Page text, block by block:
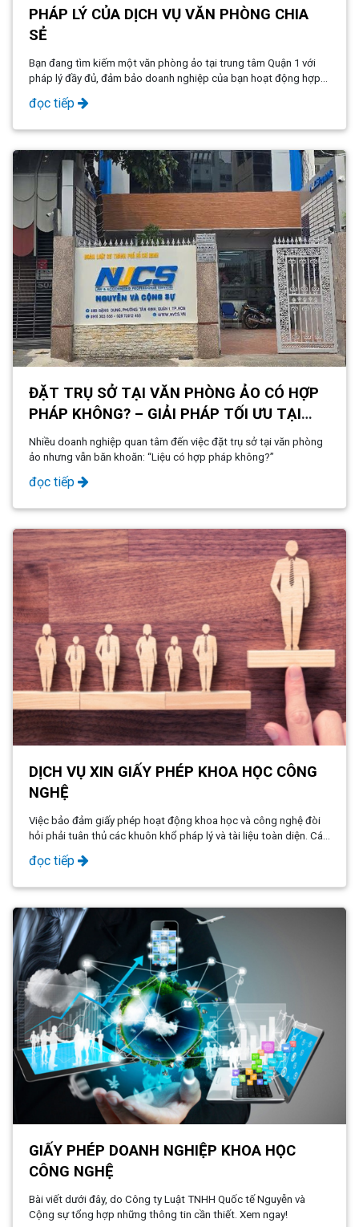
​​​​​​​PHÁP LÝ CỦA DỊCH VỤ VĂN PHÒNG CHIA
SẺ
Bạn đang tìm kiếm một văn phòng ảo tại trung tâm Quận 1 với
pháp lý đầy đủ, đảm bảo doanh nghiệp của bạn hoạt động hợp
pháp, chuyên nghiệp và tiết kiệm chi phí?
đọc tiếp
ĐẶT TRỤ SỞ TẠI VĂN PHÒNG ẢO CÓ HỢP
PHÁP KHÔNG? – GIẢI PHÁP TỐI ƯU TẠI
NVCS BUILDING
Nhiều doanh nghiệp quan tâm đến việc đặt trụ sở tại văn phòng
ảo nhưng vẫn băn khoăn: “Liệu có hợp pháp không?”
đọc tiếp
DỊCH VỤ XIN GIẤY PHÉP KHOA HỌC CÔNG
NGHỆ
Việc bảo đảm giấy phép hoạt động khoa học và công nghệ đòi
hỏi phải tuân thủ các khuôn khổ pháp lý và tài liệu toàn diện. Các
tổ chức có thể hợp lý hóa quy trình và tăng cường tuân thủ bằng
cách tận dụng các dịch vụ tư vấn và pháp lý chuyên nghiệp.
đọc tiếp
GIẤY PHÉP DOANH NGHIỆP KHOA HỌC
CÔNG NGHỆ
Bài viết dưới đây, do Công ty Luật TNHH Quốc tế Nguyễn và
Cộng sự tổng hợp những thông tin cần thiết. Xem ngay!